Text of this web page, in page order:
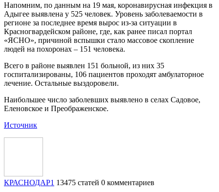
Напомним, по данным на 19 мая, коронавирусная инфекция в
Адыгее выявлена у 525 человек. Уровень заболеваемости в
регионе за последнее время вырос из-за ситуации в
Красногвардейском районе, где, как ранее писал портал
«ЯСНО», причиной вспышки стало массовое скопление
людей на похоронах – 151 человека.
Всего в районе выявлен 151 больной, из них 35
госпитализированы, 106 пациентов проходят амбулаторное
лечение. Остальные выздоровели.
Наибольшее число заболевших выявлено в селах Садовое,
Еленовское и Преображенское.
Источник
КРАСНОДАР1 13475 статей 0 комментариев